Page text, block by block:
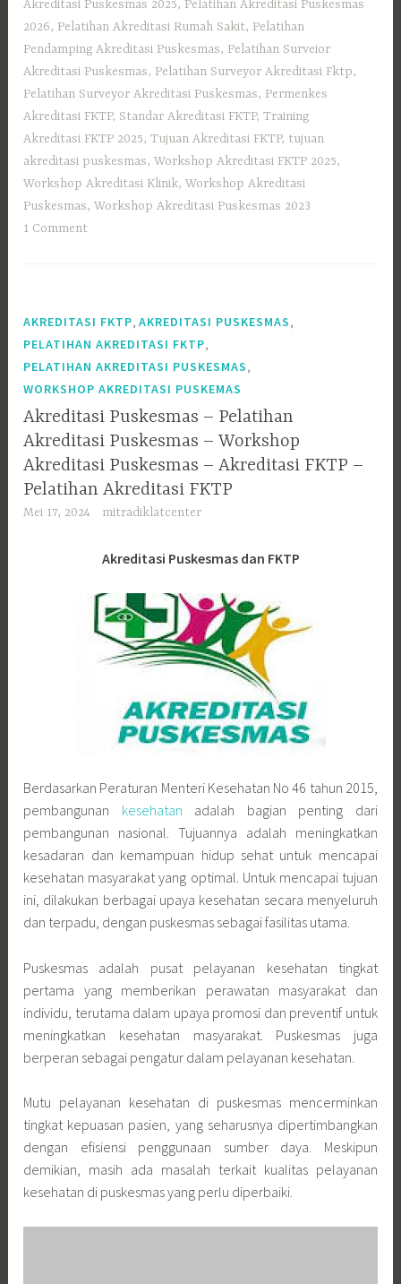
Akreditasi Puskesmas 2025, Pelatihan Akreditasi Puskesmas
2026, Pelatihan Akreditasi Rumah Sakit, Pelatihan
Pendamping Akreditasi Puskesmas, Pelatihan Surveior
Akreditasi Puskesmas, Pelatihan Surveyor Akreditasi Fktp,
Pelatihan Surveyor Akreditasi Puskesmas, Permenkes
Akreditasi FKTP, Standar Akreditasi FKTP,Training
Akreditasi FKTP 2025,Tujuan Akreditasi FKTP, tujuan
akreditasi puskesmas,Workshop Akreditasi FKTP 2025,
Workshop Akreditasi Klinik,Workshop Akreditasi
Puskesmas,Workshop Akreditasi Puskesmas 2023
1 Comment
AKREDITASI FKTP,AKREDITASI PUSKESMAS,
PELATIHAN AKREDITASI FKTP,
PELATIHAN AKREDITASI PUSKESMAS,
WORKSHOP AKREDITASI PUSKEMAS
Akreditasi Puskesmas – Pelatihan
Akreditasi Puskesmas – Workshop
Akreditasi Puskesmas – Akreditasi FKTP –
Pelatihan Akreditasi FKTP
Mei 17, 2024 mitradiklatcenter
Akreditasi Puskesmas dan FKTP
Berdasarkan Peraturan Menteri Kesehatan No 46 tahun 2015,
pembangunan kesehatan adalah bagian penting dari
pembangunan nasional. Tujuannya adalah meningkatkan
kesadaran dan kemampuan hidup sehat untuk mencapai
kesehatan masyarakat yang optimal. Untuk mencapai tujuan
ini, dilakukan berbagai upaya kesehatan secara menyeluruh
dan terpadu, dengan puskesmas sebagai fasilitas utama.
Puskesmas adalah pusat pelayanan kesehatan tingkat
pertama yang memberikan perawatan masyarakat dan
individu, terutama dalam upaya promosi dan preventif untuk
meningkatkan kesehatan masyarakat. Puskesmas juga
berperan sebagai pengatur dalam pelayanan kesehatan.
Mutu pelayanan kesehatan di puskesmas mencerminkan
tingkat kepuasan pasien, yang seharusnya dipertimbangkan
dengan efisiensi penggunaan sumber daya. Meskipun
demikian, masih ada masalah terkait kualitas pelayanan
kesehatan di puskesmas yang perlu diperbaiki.